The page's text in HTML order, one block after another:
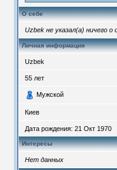
О себе
Uzbek не указал(а) ничего о
Личная информация
Uzbek
55 лет
Мужской
Киев
Дата рождения: 21 Окт 1970
Интересы
Нет данных